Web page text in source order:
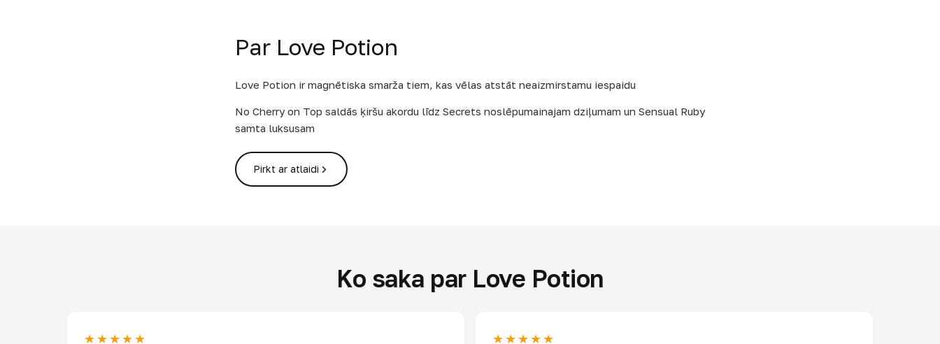
Par Love Potion
Love Potion ir magnētiska smarža tiem, kas vēlas atstāt neaizmirstamu iespaidu
No Cherry on Top saldās ķiršu akordu līdz Secrets noslēpumainajam dziļumam un Sensual Ruby
samta luksusam
Pirkt ar atlaidi
Ko saka par Love Potion
★★★★★ ★★★★★